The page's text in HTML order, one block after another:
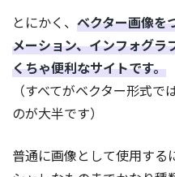
とにかく、 ベクター画像
メーション、インフォグラ
くちゃ便利なサイトです。
（すべてがベクター形式
のが大半です）
普通に画像として使用する